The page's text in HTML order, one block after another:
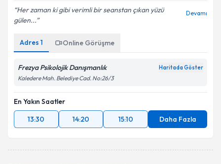
Her zaman ki gibi verimli bir seanstan çıkan yüzü
gülen...
Devamı
Adres 1 Online Görüşme
Frezya Psikolojik Danışmanlık Haritada Göster
Kaledere Mah. Belediye Cad. No:26/3
En Yakın Saatler
13:30
14:20 15:10 Daha Fazla